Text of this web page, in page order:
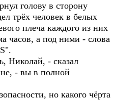
голову в сторону
трёх человек в белых
плеча каждого из них
часов, а под ними - слова
Николай, - сказал
- вы в полной
но какого чёрта